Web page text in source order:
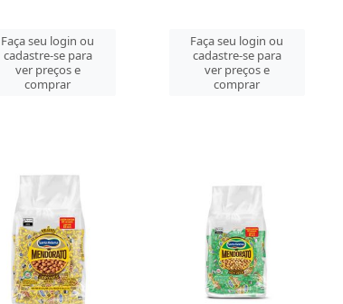
Faça seu login ou
cadastre-se para
ver preços e
comprar
Faça seu login ou
cadastre-se para
ver preços e
comprar